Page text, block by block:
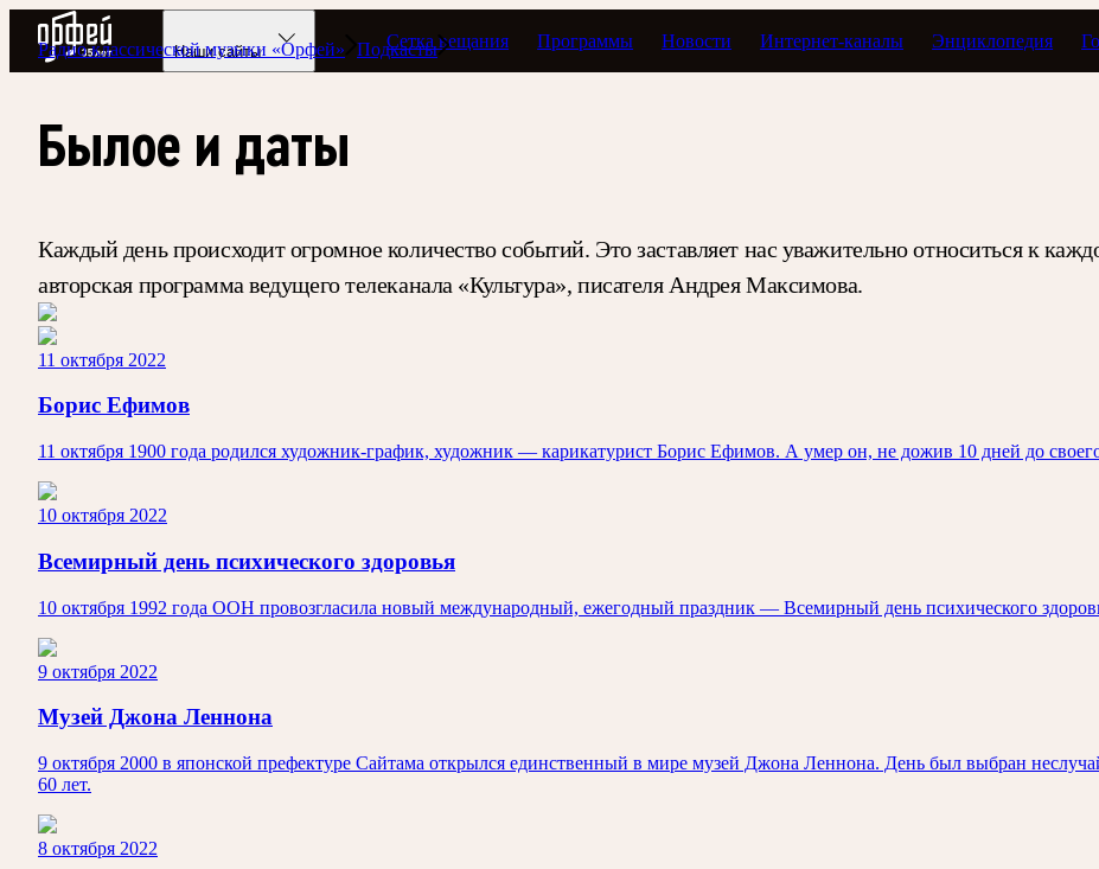
Радио Орфей
Наши сайты
Сетка вещания Программы Новости Интернет-каналы Энциклопедия
Радио классической музыки «Орфей» Подкасты
Былое и даты
Каждый день происходит огромное количество событий. Это заставляет нас уважительно относиться к
авторская программа ведущего телеканала «Культура», писателя Андрея Максимова.
11 октября 2022
Борис Ефимов
11 октября 1900 года родился художник-график, художник — карикатурист Борис Ефимов. А умер он, не дожив 10 дней до своего
10 октября 2022
Всемирный день психического здоровья
10 октября 1992 года ООН провозгласила новый международный, ежегодный праздник — Всемирный день психического
9 октября 2022
Музей Джона Леннона
9 октября 2000 в японской префектуре Сайтама открылся единственный в мире музей Джона Леннона. День был выбран
60 лет.
8 октября 2022